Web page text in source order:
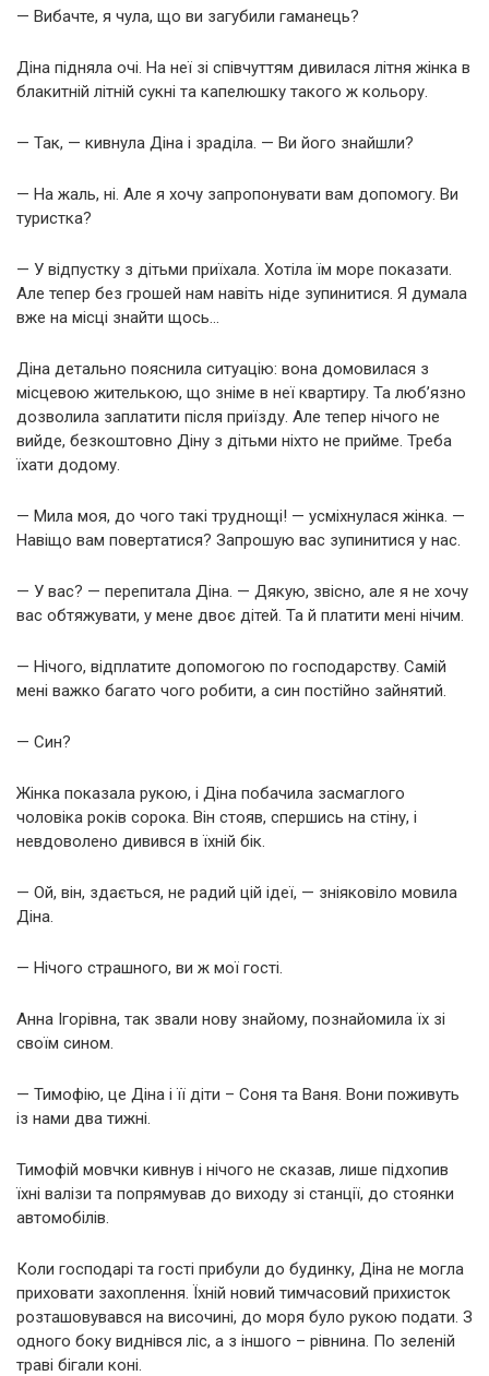
— Вибачте, я чула, що ви загубили гаманець?
Діна підняла очі. На неї зі співчуттям дивилася літня жінка в
блакитній літній сукні та капелюшку такого ж кольору.
— Так, — кивнула Діна і зраділа. — Ви його знайшли?
— На жаль, ні. Але я хочу запропонувати вам допомогу. Ви
туристка?
— У відпустку з дітьми приїхала. Хотіла їм море показати.
Але тепер без грошей нам навіть ніде зупинитися. Я думала
вже на місці знайти щось…
Діна детально пояснила ситуацію: вона домовилася з
місцевою жителькою, що зніме в неї квартиру. Та люб’язно
дозволила заплатити після приїзду. Але тепер нічого не
вийде, безкоштовно Діну з дітьми ніхто не прийме. Треба
їхати додому.
— Мила моя, до чого такі труднощі! — усміхнулася жінка. —
Навіщо вам повертатися? Запрошую вас зупинитися у нас.
— У вас? — перепитала Діна. — Дякую, звісно, але я не хочу
вас обтяжувати, у мене двоє дітей. Та й платити мені нічим.
— Нічого, відплатите допомогою по господарству. Самій
мені важко багато чого робити, а син постійно зайнятий.
— Син?
Жінка показала рукою, і Діна побачила засмаглого
чоловіка років сорока. Він стояв, спершись на стіну, і
невдоволено дивився в їхній бік.
— Ой, він, здається, не радий цій ідеї, — зніяковіло мовила
Діна.
— Нічого страшного, ви ж мої гості.
Анна Ігорівна, так звали нову знайому, познайомила їх зі
своїм сином.
— Тимофію, це Діна і її діти – Соня та Ваня. Вони поживуть
із нами два тижні.
Тимофій мовчки кивнув і нічого не сказав, лише підхопив
їхні валізи та попрямував до виходу зі станції, до стоянки
автомобілів.
Коли господарі та гості прибули до будинку, Діна не могла
приховати захоплення. Їхній новий тимчасовий прихисток
розташовувався на височині, до моря було рукою подати. З
одного боку виднівся ліс, а з іншого – рівнина. По зеленій
траві бігали коні.